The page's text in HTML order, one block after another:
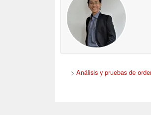
> Análisis y pruebas de